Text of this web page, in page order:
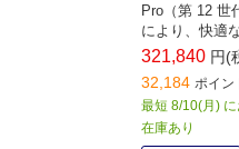
Pro（第 12 世
により、快適
テリーで外出
321,840 円(
32,184 ポイン
最短 8/10(月) に
在庫あり